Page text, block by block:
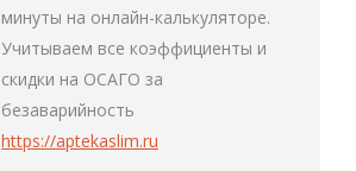
минуты на онлайн-калькуляторе.
Учитываем все коэффициенты и
скидки на ОСАГО за
безаварийность
https://aptekaslim.ru